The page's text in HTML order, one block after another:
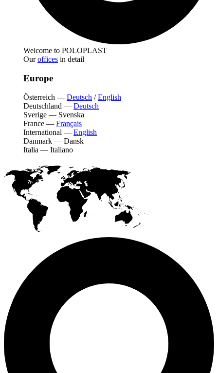
Welcome to POLOPLAST
Ouroffices in detail
Europe
Österreich — Deutsch /English
Deutschland — Deutsch
Sverige — Svenska
France — Français
International — English
Danmark — Dansk
Italia — Italiano